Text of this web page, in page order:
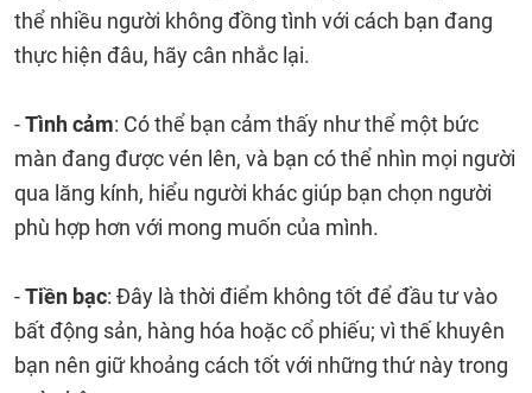
thể nhiều người không đồng tình với cách bạn đang
thực hiện đâu, hãy cân nhắc lại.
-Tình cảm: Có thể bạn cảm thấy như thể một bức
màn đang được vén lên, và bạn có thể nhìn mọi người
qua lăng kính, hiểu người khác giúp bạn chọn người
phù hợp hơn với mong muốn của mình.
-Tiền bạc: Đây là thời điểm không tốt để đầu tư vào
bất động sản, hàng hóa hoặc cổ phiếu; vì thế khuyên
bạn nên giữ khoảng cách tốt với những thứ này trong